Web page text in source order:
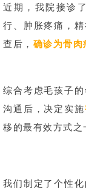
近期，我院接诊
行、肿胀疼痛，
查后， 确诊为骨肉
综合考虑毛孩子
沟通后，决定实施
移的最有效方式之
我们制定了个性